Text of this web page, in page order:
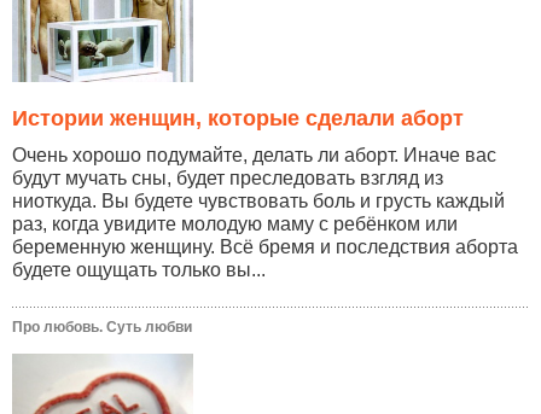
Истории женщин, которые сделали аборт
Очень хорошо подумайте, делать ли аборт. Иначе вас
будут мучать сны, будет преследовать взгляд из
ниоткуда. Вы будете чувствовать боль и грусть каждый
раз, когда увидите молодую маму с ребёнком или
беременную женщину. Всё бремя и последствия аборта
будете ощущать только вы...
Про любовь. Суть любви